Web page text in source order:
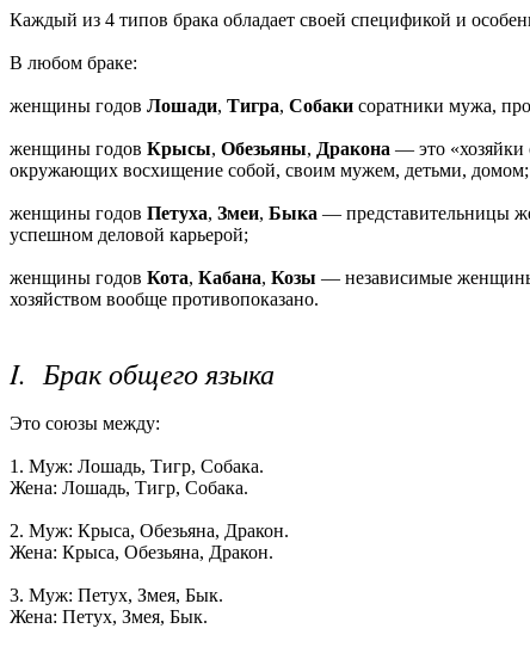
Каждый из 4 типов брака обладает своей спецификой и
В любом браке:
женщины годов Лошади, Тигра, Собаки соратники мужа,
женщины годов Крысы, Обезьяны, Дракона — это «хозяйки
окружающих восхищение собой, своим мужем, детьми, домом;
женщины годов Петуха, Змеи, Быка — представительницы
успешном деловой карьерой;
женщины годов Кота, Кабана, Козы — независимые
хозяйством вообще противопоказано.
I. Брак общего языка
Это союзы между:
1. Муж: Лошадь, Тигр, Собака.
Жена: Лошадь, Тигр, Собака.
2. Муж: Крыса, Обезьяна, Дракон.
Жена: Крыса, Обезьяна, Дракон.
3. Муж: Петух, Змея, Бык.
Жена: Петух, Змея, Бык.